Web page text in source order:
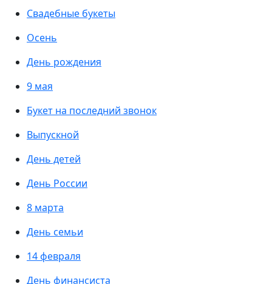
Свадебные букеты
Осень
День рождения
9 мая
Букет на последний звонок
Выпускной
День детей
День России
8 марта
День семьи
14 февраля
День финансиста